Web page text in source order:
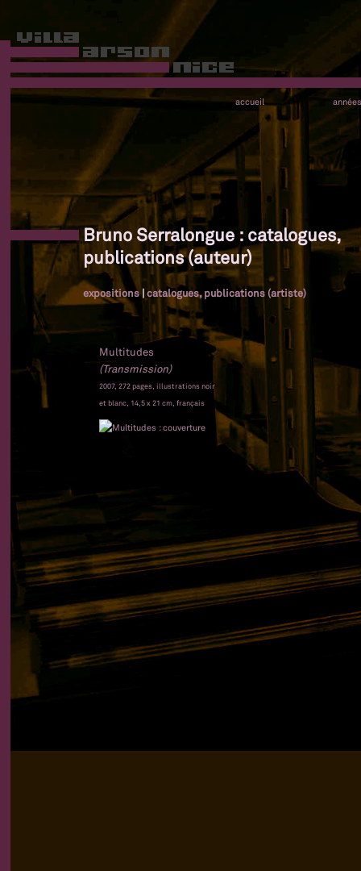
accueil années
Bruno Serralongue : catalogues,
publications (auteur)
expositions|catalogues, publications (artiste)
Multitudes
(Transmission)
2007, 272 pages, illustrations noir
et blanc, 14,5 x 21 cm, français